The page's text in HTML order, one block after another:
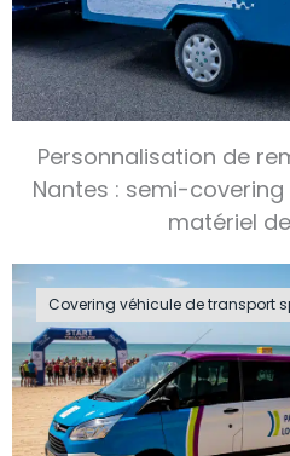
Personnalisation de
Nantes : semi-
matériel
Covering véhicule de transport